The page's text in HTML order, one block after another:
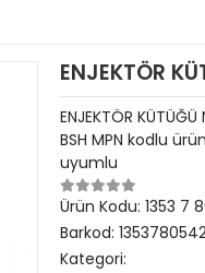
ENJEKTÖR
ENJEKTÖR
BSH MPN kodlu
uyumlu
Ürün Kodu: 1353 7
Barkod:
Kategori: